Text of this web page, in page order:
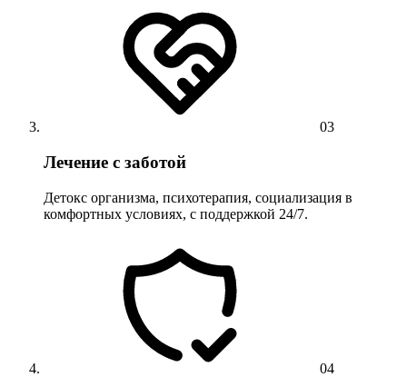
03
Лечение с заботой
Детокс организма, психотерапия, социализация в
комфортных условиях, с поддержкой 24/7.
04